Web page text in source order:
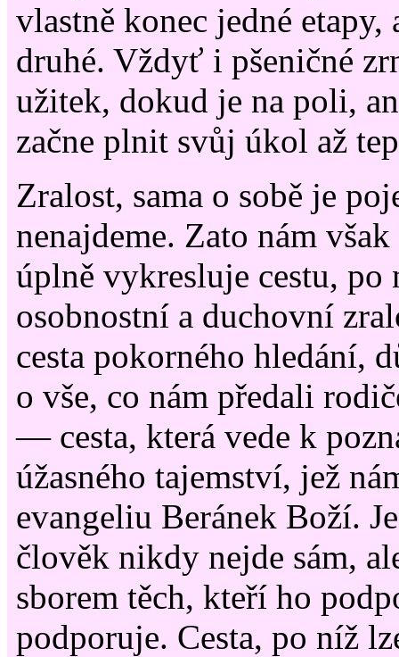
vlastně konec jedné etapy,
druhé. Vždyť i pšeničné
užitek, dokud je na poli,
začne plnit svůj úkol až
Zralost, sama o sobě je
nenajdeme. Zato nám
úplně vykresluje cestu, po
osobnostní a duchovní
cesta pokorného hledání,
o vše, co nám předali
— cesta, která vede k
úžasného tajemství, jež
evangeliu Beránek Boží.
člověk nikdy nejde sám,
sborem těch, kteří ho
podporuje. Cesta, po níž